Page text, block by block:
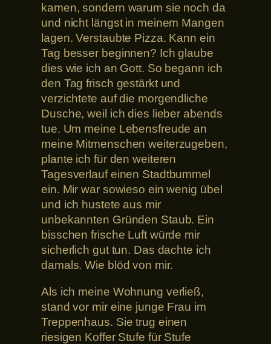
kamen, sondern warum sie noch da
und nicht längst in meinem Mangen
lagen. Verstaubte Pizza. Kann ein
Tag besser beginnen? Ich glaube
dies wie ich an Gott. So begann ich
den Tag frisch gestärkt und
verzichtete auf die morgendliche
Dusche, weil ich dies lieber abends
tue. Um meine Lebensfreude an
meine Mitmenschen weiterzugeben,
plante ich für den weiteren
Tagesverlauf einen Stadtbummel
ein. Mir war sowieso ein wenig übel
und ich hustete aus mir
unbekannten Gründen Staub. Ein
bisschen frische Luft würde mir
sicherlich gut tun. Das dachte ich
damals. Wie blöd von mir.
Als ich meine Wohnung verließ,
stand vor mir eine junge Frau im
Treppenhaus. Sie trug einen
riesigen Koffer Stufe für Stufe